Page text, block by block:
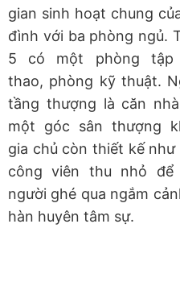
gian sinh hoạt chung
đình với ba phòng ngủ.
5 có một phòng tập
thao, phòng kỹ thuật.
tầng thượng là căn
một góc sân thượng
gia chủ còn thiết kế như
công viên thu nhỏ để
người ghé qua ngắm
hàn huyên tâm sự.